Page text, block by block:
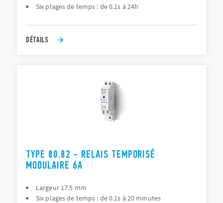
Six plages de temps : de 0.1s à 24h
DÉTAILS
TYPE 80.82 - RELAIS TEMPORISÉ
MODULAIRE 6A
Largeur 17.5 mm
Six plages de temps : de 0.1s à 20 minutes